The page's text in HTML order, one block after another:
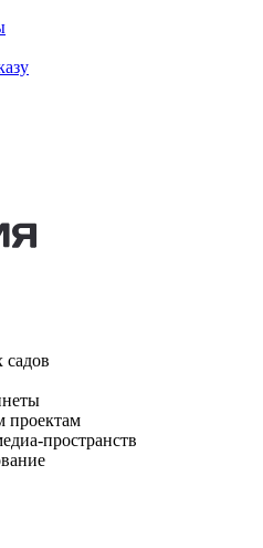
садов
проектам
пространств